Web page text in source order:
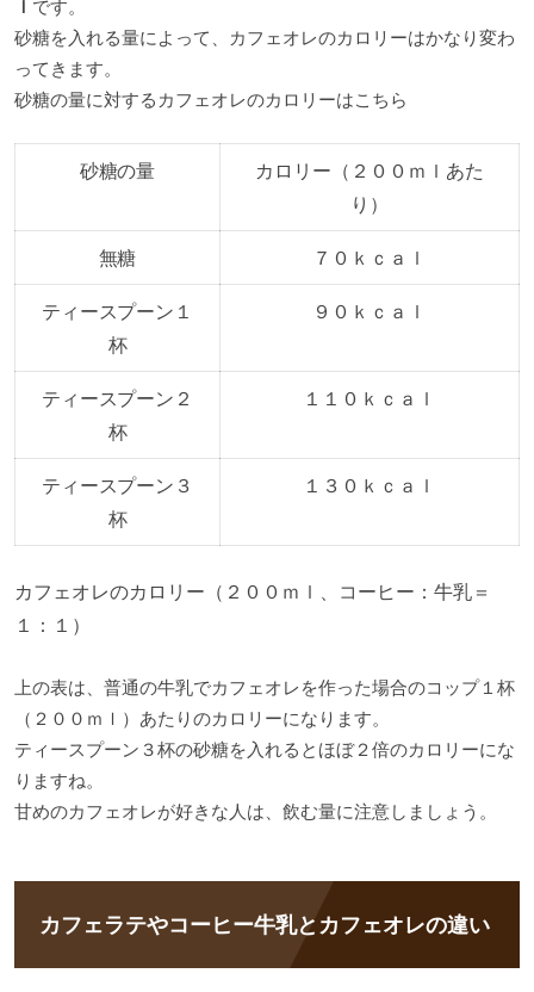
です。
砂糖を入れる量によって、カフェオレのカロリーはかなり変わ
ってきます。
砂糖の量に対するカフェオレのカロリーはこちら
砂糖の量
カロリー（２００ｍｌあた
り）
無糖 ７０ｋｃａｌ
ティースプーン１
杯
９０ｋｃａｌ
ティースプーン２
杯
１１０ｋｃａｌ
ティースプーン３
杯
１３０ｋｃａｌ
カフェオレのカロリー（２００ｍｌ、コーヒー：牛乳＝
１：１）
上の表は、普通の牛乳でカフェオレを作った場合のコップ１杯
（２００ｍｌ）あたりのカロリーになります。
ティースプーン３杯の砂糖を入れるとほぼ２倍のカロリーにな
りますね。
甘めのカフェオレが好きな人は、飲む量に注意しましょう。
カフェラテやコーヒー牛乳とカフェオレの違い